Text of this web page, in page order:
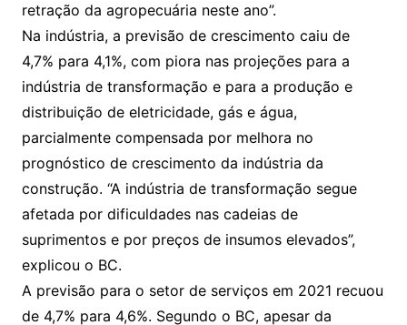
retração da agropecuária neste ano”.
Na indústria, a previsão de crescimento caiu de
4,7% para 4,1%, com piora nas projeções para a
indústria de transformação e para a produção e
distribuição de eletricidade, gás e água,
parcialmente compensada por melhora no
prognóstico de crescimento da indústria da
construção. “A indústria de transformação segue
afetada por dificuldades nas cadeias de
suprimentos e por preços de insumos elevados”,
explicou o BC.
A previsão para o setor de serviços em 2021 recuou
de 4,7% para 4,6%. Segundo o BC, apesar da